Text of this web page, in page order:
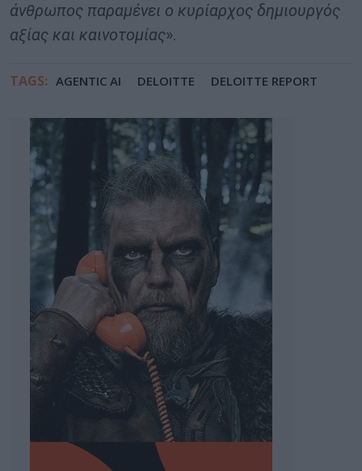
άνθρωπος παραμένει ο κυρίαρχος δημιουργός
αξίας και καινοτομίας».
TAGS: AGENTIC AI DELOITTE DELOITTE REPORT